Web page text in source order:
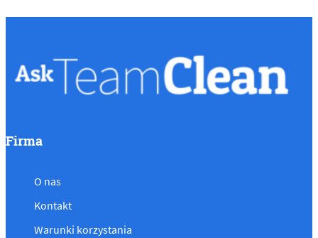
Firma
O nas
Kontakt
Warunki korzystania